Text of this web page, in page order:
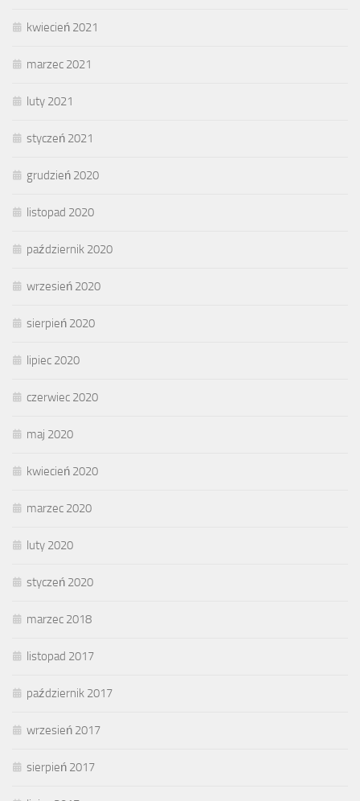
kwiecień 2021
marzec 2021
luty 2021
styczeń 2021
grudzień 2020
listopad 2020
październik 2020
wrzesień 2020
sierpień 2020
lipiec 2020
czerwiec 2020
maj 2020
kwiecień 2020
marzec 2020
luty 2020
styczeń 2020
marzec 2018
listopad 2017
październik 2017
wrzesień 2017
sierpień 2017